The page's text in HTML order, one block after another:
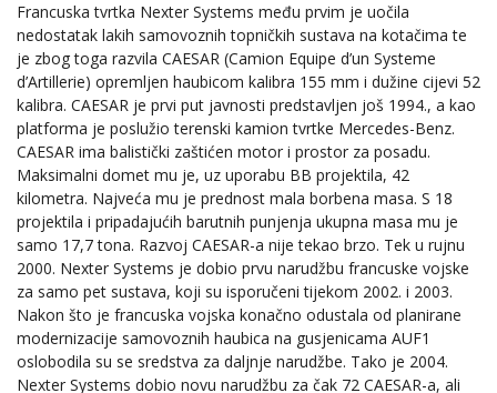
Francuska tvrtka Nexter Systems među prvim je uočila
nedostatak lakih samovoznih topničkih sustava na kotačima te
je zbog toga razvila CAESAR (Camion Equipe d’un Systeme
d’Artillerie) opremljen haubicom kalibra 155 mm i dužine cijevi 52
kalibra. CAESAR je prvi put javnosti predstavljen još 1994., a kao
platforma je poslužio terenski kamion tvrtke Mercedes-Benz.
CAESAR ima balistički zaštićen motor i prostor za posadu.
Maksimalni domet mu je, uz uporabu BB projektila, 42
kilometra. Najveća mu je prednost mala borbena masa. S 18
projektila i pripadajućih barutnih punjenja ukupna masa mu je
samo 17,7 tona. Razvoj CAESAR-a nije tekao brzo. Tek u rujnu
2000. Nexter Systems je dobio prvu narudžbu francuske vojske
za samo pet sustava, koji su isporučeni tijekom 2002. i 2003.
Nakon što je francuska vojska konačno odustala od planirane
modernizacije samovoznih haubica na gusjenicama AUF1
oslobodila su se sredstva za daljnje narudžbe. Tako je 2004.
Nexter Systems dobio novu narudžbu za čak 72 CAESAR-a, ali